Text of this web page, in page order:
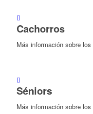
Cachorros
Más información sobre los
Séniors
Más información sobre los